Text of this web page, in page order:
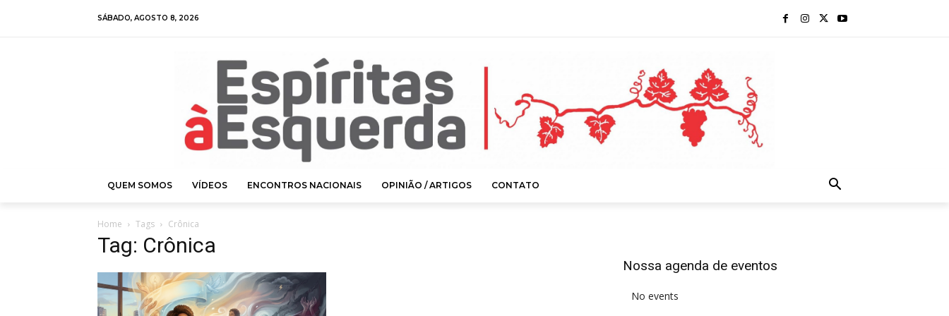
SÁBADO, AGOSTO 8, 2026
QUEM SOMOS VÍDEOS ENCONTROS NACIONAIS OPINIÃO / ARTIGOS CONTATO
Home Tags Crônica
Tag: Crônica
Nossa agenda de eventos
No events